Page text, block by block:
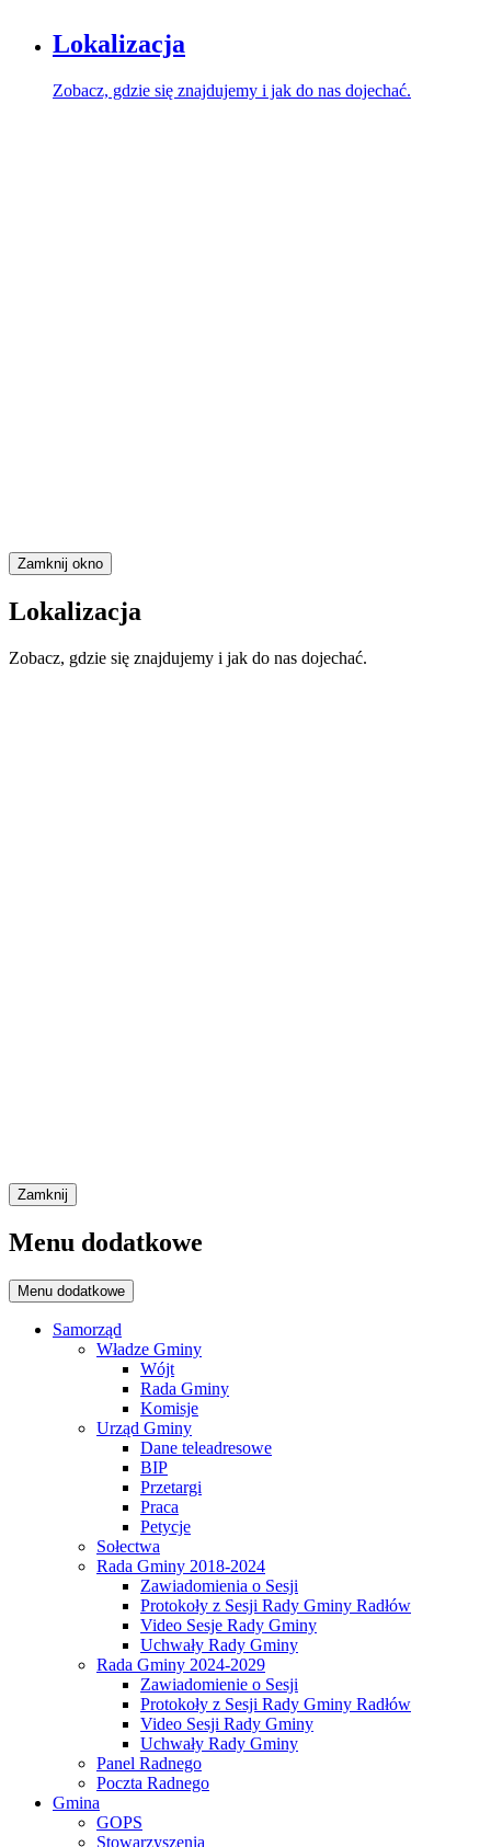
Lokalizacja
Zobacz, gdzie się znajdujemy i jak do nas dojechać.
Zamknij okno
Lokalizacja
Zobacz, gdzie się znajdujemy i jak do nas dojechać.
Zamknij
Menu dodatkowe
Menu dodatkowe
Samorząd
Władze Gminy
Wójt
Rada Gminy
Komisje
Urząd Gminy
Dane teleadresowe
BIP
Przetargi
Praca
Petycje
Sołectwa
Rada Gminy 2018-2024
Zawiadomienia o Sesji
Protokoły z Sesji Rady Gminy Radłów
Video Sesje Rady Gminy
Uchwały Rady Gminy
Rada Gminy 2024-2029
Zawiadomienie o Sesji
Protokoły z Sesji Rady Gminy Radłów
Video Sesji Rady Gminy
Uchwały Rady Gminy
Panel Radnego
Poczta Radnego
Gmina
GOPS
Stowarzyszenia